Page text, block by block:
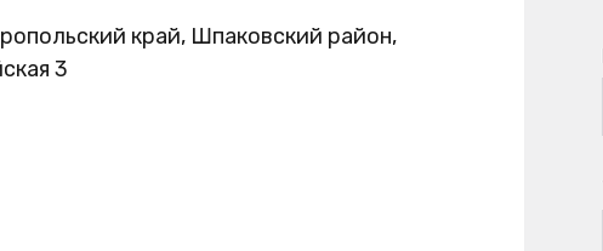
край, Шпаковский район,
3